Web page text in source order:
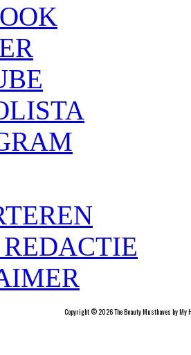
Copyright © 2026 The Beauty Musthaves by My